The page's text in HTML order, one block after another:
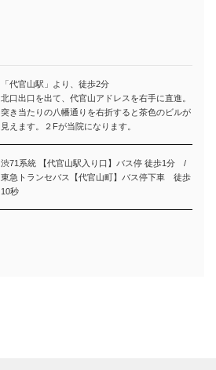
「代官山駅」より、徒歩2分
北口出口を出て、代官山アドレスを右手に直進。
突き当たりの八幡通りを右折すると茶色のビルが
見えます。２Fが当院になります。
渋71系統 【代官山駅入り口】バス停 徒歩1分 /
東急トランセバス【代官山町】バス停下車 徒歩
10秒